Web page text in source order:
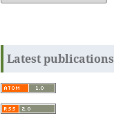
Latest publications